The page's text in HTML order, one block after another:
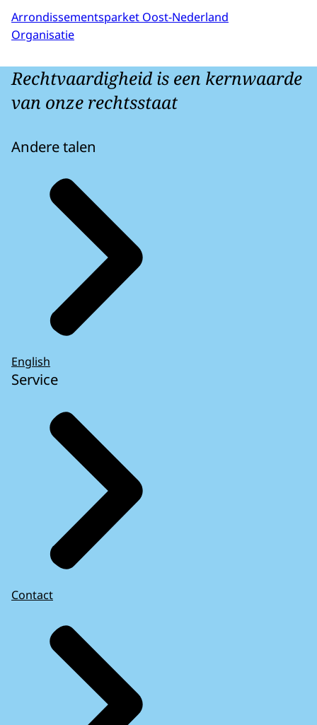
Arrondissementsparket Oost-Nederland
Organisatie
Rechtvaardigheid is een kernwaarde
van onze rechtsstaat
Andere talen
English
Service
Contact